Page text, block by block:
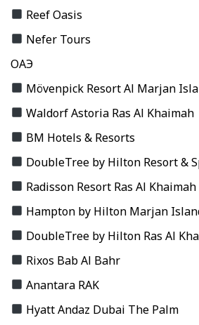
Reef Oasis
Nefer Tours
ОАЭ
Mövenpick Resort Al Marjan
Waldorf Astoria Ras Al Khaimah
BM Hotels & Resorts
DoubleTree by Hilton Resort &
Radisson Resort Ras Al Khaimah
Hampton by Hilton Marjan
DoubleTree by Hilton Ras Al
Rixos Bab Al Bahr
Anantara RAK
Hyatt Andaz Dubai The Palm